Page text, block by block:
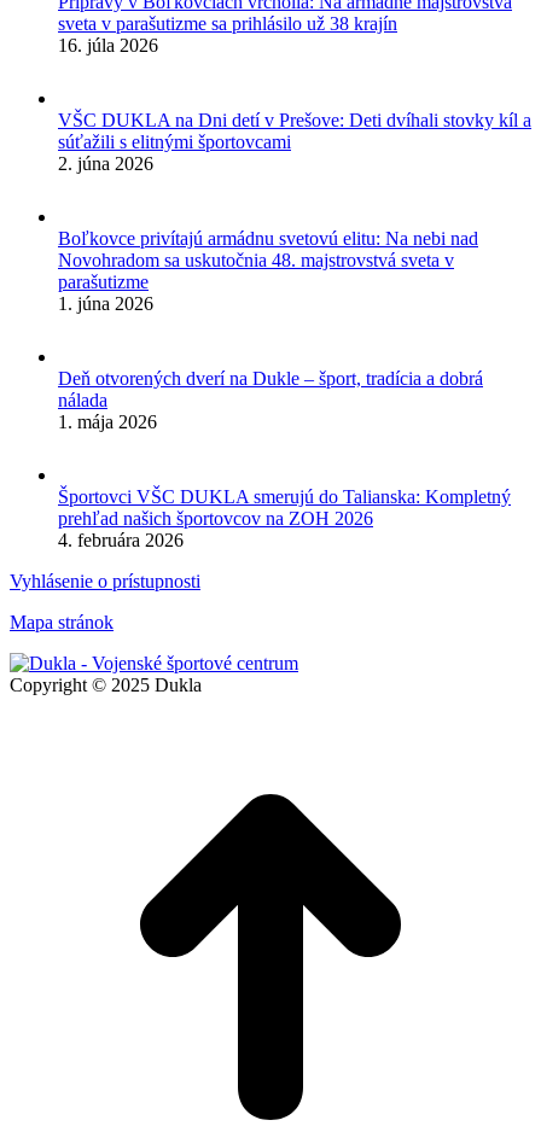
sveta v parašutizme sa prihlásilo už 38 krajín
16. júla 2026
VŠC DUKLA na Dni detí v Prešove: Deti dvíhali stovky kíl a
súťažili s elitnými športovcami
2. júna 2026
Boľkovce privítajú armádnu svetovú elitu: Na nebi nad
Novohradom sa uskutočnia 48. majstrovstvá sveta v
parašutizme
1. júna 2026
Deň otvorených dverí na Dukle – šport, tradícia a dobrá
nálada
1. mája 2026
Športovci VŠC DUKLA smerujú do Talianska: Kompletný
prehľad našich športovcov na ZOH 2026
4. februára 2026
Vyhlásenie o prístupnosti
Mapa stránok
Copyright © 2025 Dukla